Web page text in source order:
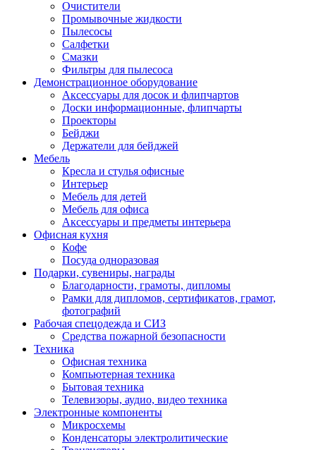
Очистители
Промывочные жидкости
Пылесосы
Салфетки
Смазки
Фильтры для пылесоса
Демонстрационное оборудование
Аксессуары для досок и флипчартов
Доски информационные, флипчарты
Проекторы
Бейджи
Держатели для бейджей
Мебель
Кресла и стулья офисные
Интерьер
Мебель для детей
Мебель для офиса
Аксессуары и предметы интерьера
Офисная кухня
Кофе
Посуда одноразовая
Подарки, сувениры, награды
Благодарности, грамоты, дипломы
Рамки для дипломов, сертификатов, грамот,
фотографий
Рабочая спецодежда и СИЗ
Средства пожарной безопасности
Техника
Офисная техника
Компьютерная техника
Бытовая техника
Телевизоры, аудио, видео техника
Электронные компоненты
Микросхемы
Конденсаторы электролитические